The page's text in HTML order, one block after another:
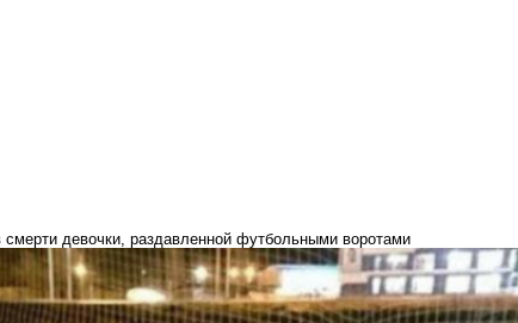
смерти девочки, раздавленной футбольными воротами